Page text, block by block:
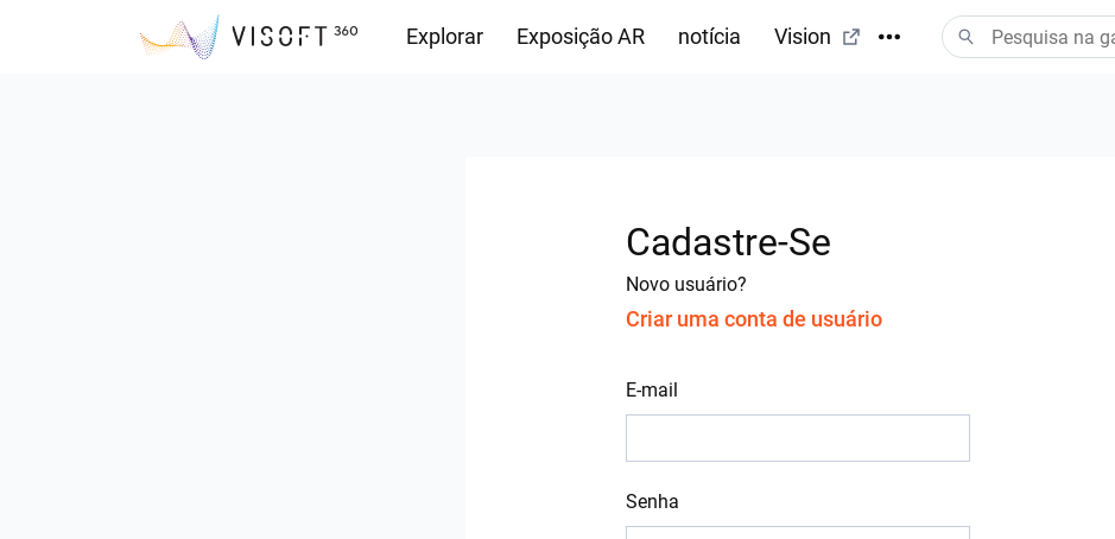
Explorar Exposição AR notícia Vision
Cadastre-Se
Novo usuário?
Criar uma conta de usuário
E-mail
Senha